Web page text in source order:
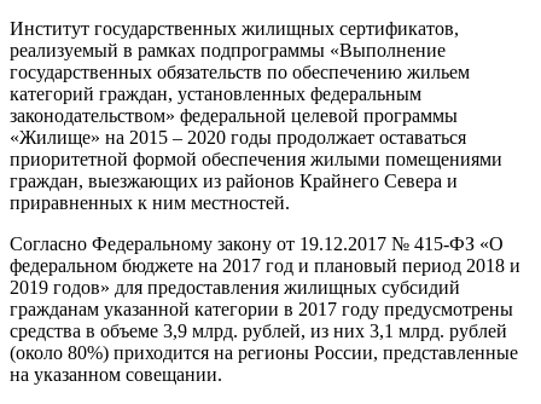
Институт государственных жилищных сертификатов,
реализуемый в рамках подпрограммы «Выполнение
государственных обязательств по обеспечению жильем
категорий граждан, установленных федеральным
законодательством» федеральной целевой программы
«Жилище» на 2015 – 2020 годы продолжает оставаться
приоритетной формой обеспечения жилыми помещениями
граждан, выезжающих из районов Крайнего Севера и
приравненных к ним местностей.
Согласно Федеральному закону от 19.12.2017 № 415-ФЗ «О
федеральном бюджете на 2017 год и плановый период 2018 и
2019 годов» для предоставления жилищных субсидий
гражданам указанной категории в 2017 году предусмотрены
средства в объеме 3,9 млрд. рублей, из них 3,1 млрд. рублей
(около 80%) приходится на регионы России, представленные
на указанном совещании.